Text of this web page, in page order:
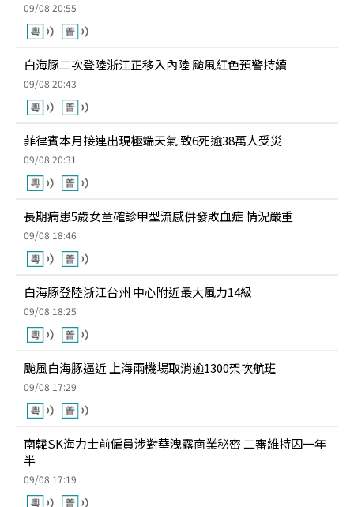
09/08 20:55
白海豚二次登陸浙江正移入內陸 颱風紅色預警持續
09/08 20:43
菲律賓本月接連出現極端天氣 致6死逾38萬人受災
09/08 20:31
長期病患5歲女童確診甲型流感併發敗血症 情況嚴重
09/08 18:46
白海豚登陸浙江台州 中心附近最大風力14級
09/08 18:25
颱風白海豚逼近 上海兩機場取消逾1300架次航班
09/08 17:29
南韓SK海力士前僱員涉對華洩露商業秘密 二審維持囚一年
半
09/08 17:19